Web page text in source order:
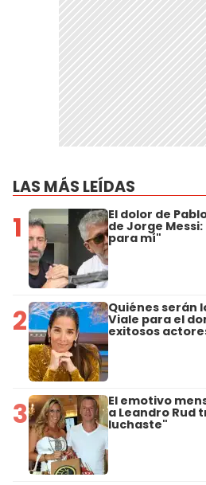
LAS MÁS LEÍDAS
1 El dolor de
de Jorge
para mí"
2 Quiénes serán
Viale para el
exitosos
3 El emotivo
a Leandro Rud
luchaste"